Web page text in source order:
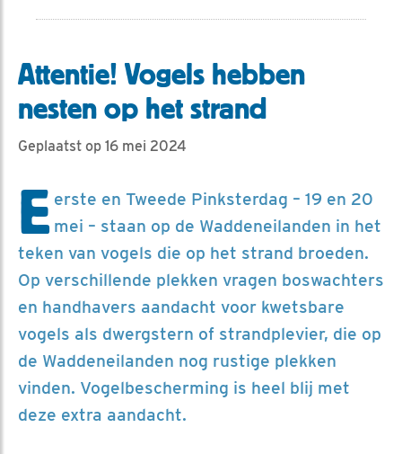
Attentie! Vogels hebben
nesten op het strand
Geplaatst op 16 mei 2024
E erste en Tweede Pinksterdag – 19 en 20
mei – staan op de Waddeneilanden in het
teken van vogels die op het strand broeden.
Op verschillende plekken vragen boswachters
en handhavers aandacht voor kwetsbare
vogels als dwergstern of strandplevier, die op
de Waddeneilanden nog rustige plekken
vinden. Vogelbescherming is heel blij met
deze extra aandacht.